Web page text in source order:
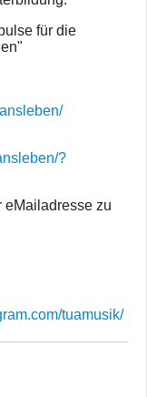
für die
?
eMailadresse zu
tuamusik/